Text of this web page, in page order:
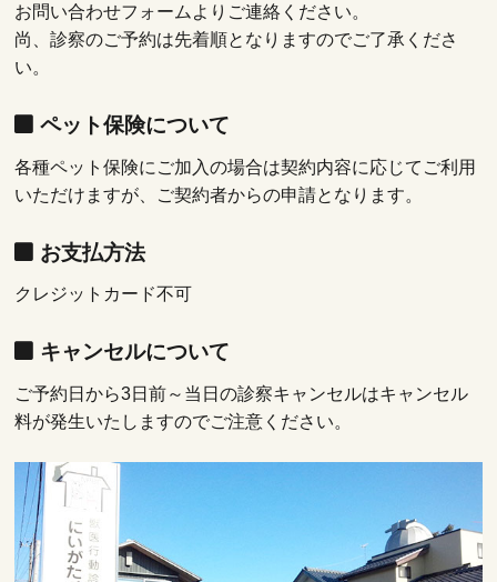
お問い合わせフォームよりご連絡ください。
尚、診察のご予約は先着順となりますのでご了承くださ
い。
ペット保険について
各種ペット保険にご加入の場合は契約内容に応じてご利用
いただけますが、ご契約者からの申請となります。
お支払方法
クレジットカード不可
キャンセルについて
ご予約日から3日前～当日の診察キャンセルはキャンセル
料が発生いたしますのでご注意ください。